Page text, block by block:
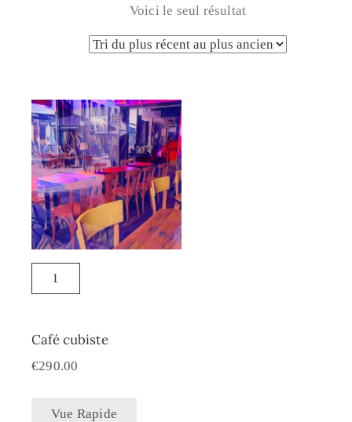
Voici le seul résultat
Café cubiste
€290.00
Vue Rapide